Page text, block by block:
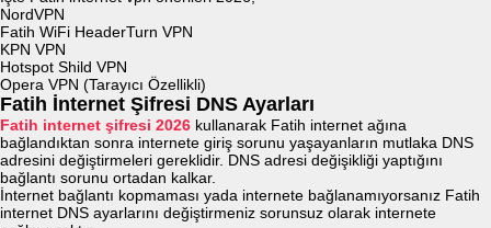
NordVPN
Fatih WiFi HeaderTurn VPN
KPN VPN
Hotspot Shild VPN
Opera VPN (Tarayıcı Özellikli)
Fatih İnternet Şifresi DNS Ayarları
Fatih internet şifresi 2026 kullanarak Fatih internet ağına
bağlandıktan sonra internete giriş sorunu yaşayanların mutlaka DNS
adresini değiştirmeleri gereklidir. DNS adresi değişikliği yaptığını
bağlantı sorunu ortadan kalkar.
İnternet bağlantı kopmaması yada internete bağlanamıyorsanız Fatih
internet DNS ayarlarını değiştirmeniz sorunsuz olarak internete